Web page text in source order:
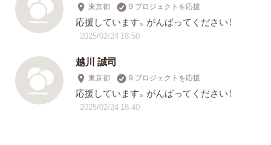
東京都 9 プロジェクトを応援
応援しています。がんばってください！
2025/02/24 18:50
越川 誠司
東京都 9 プロジェクトを応援
応援しています。がんばってください！
2025/02/24 18:40